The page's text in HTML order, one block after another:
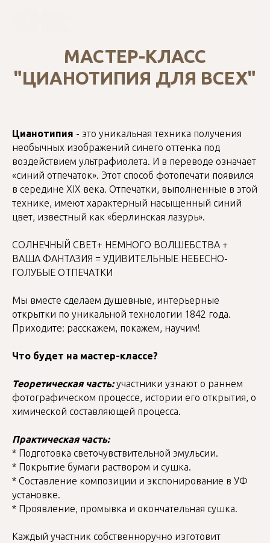
МАСТЕР-КЛАСС
"ЦИАНОТИПИЯ ДЛЯ ВСЕХ"
Цианотипия - это уникальная техника получения
необычных изображений синего оттенка под
воздействием ультрафиолета. И в переводе означает
«синий отпечаток». Этот способ фотопечати появился
в середине XIX века. Отпечатки, выполненные в этой
технике, имеют характерный насыщенный синий
цвет, известный как «берлинская лазурь».
СОЛНЕЧНЫЙ СВЕТ+ НЕМНОГО ВОЛШЕБСТВА +
ВАША ФАНТАЗИЯ = УДИВИТЕЛЬНЫЕ НЕБЕСНО-
ГОЛУБЫЕ ОТПЕЧАТКИ
Мы вместе сделаем душевные, интерьерные
открытки по уникальной технологии 1842 года.
Приходите: расскажем, покажем, научим!
Что будет на мастер-классе?
Теоретическая часть:участники узнают о раннем
фотографическом процессе, истории его открытия, о
химической составляющей процесса.
Практическая часть:
* Подготовка светочувствительной эмульсии.
* Покрытие бумаги раствором и сушка.
* Составление композиции и экспонирование в УФ
установке.
* Проявление, промывка и окончательная сушка.
Каждый участник собственноручно изготовит